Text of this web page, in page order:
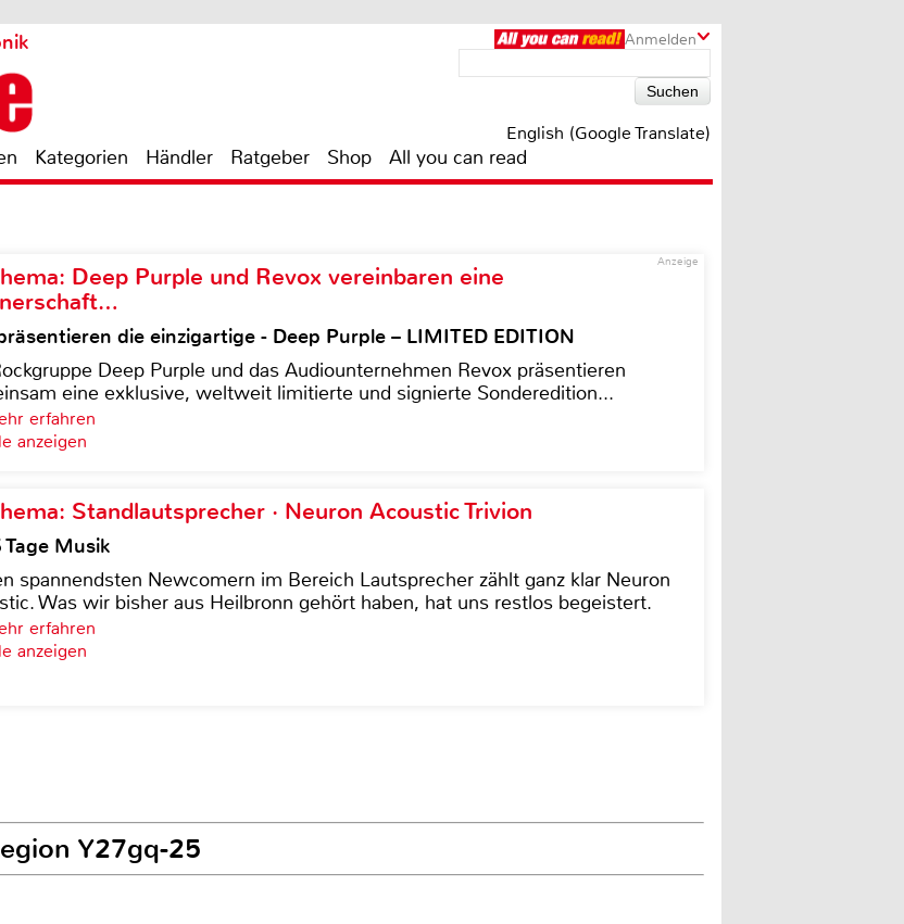
Anmelden
English (Google Translate)
Kategorien Händler Ratgeber Shop All you can read
Anzeige
Deep Purple und Revox vereinbaren eine
die einzigartige - Deep Purple – LIMITED EDITION
Deep Purple und das Audiounternehmen Revox präsentieren
eine exklusive, weltweit limitierte und signierte Sonderedition...
erfahren
anzeigen
Standlautsprecher · Neuron Acoustic Trivion
Tage Musik
spannendsten Newcomern im Bereich Lautsprecher zählt ganz klar Neuron
Was wir bisher aus Heilbronn gehört haben, hat uns restlos begeistert.
erfahren
anzeigen
Y27gq-25